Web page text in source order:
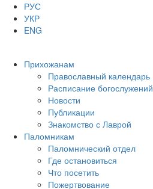
РУС
УКР
ENG
Прихожанам
Православный календарь
Расписание богослужений
Новости
Публикации
Знакомство с Лаврой
Паломникам
Паломнический отдел
Где остановиться
Что посетить
Пожертвование